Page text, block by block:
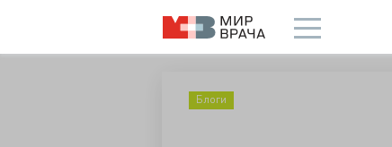
Блоги